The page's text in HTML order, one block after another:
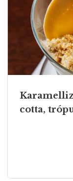
cotta,